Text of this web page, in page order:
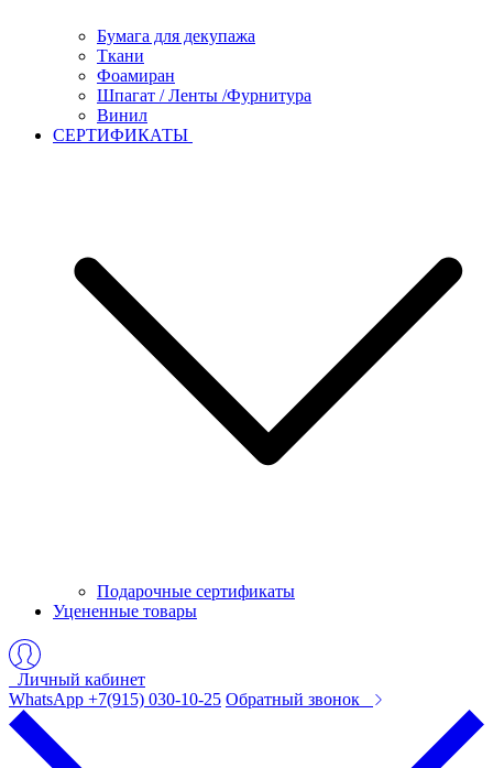
Бумага для декупажа
Ткани
Фоамиран
Шпагат / Ленты /Фурнитура
Винил
СЕРТИФИКАТЫ
Подарочные сертификаты
Уцененные товары
Личный кабинет
WhatsApp +7(915) 030-10-25 Обратный звонок